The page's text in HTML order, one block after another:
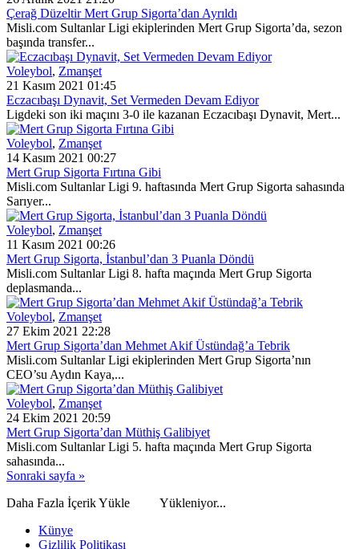
Çerağ Düzeltir Mert Grup Sigorta’dan Ayrıldı
Misli.com Sultanlar Ligi ekiplerinden Mert Grup Sigorta’da, sezon
başında transfer...
Voleybol, Zmanşet
21 Kasım 2021 01:45
Eczacıbaşı Dynavit, Set Vermeden Devam Ediyor
Ligdeki son iki maçını 3-0 ile kazanan Eczacıbaşı Dynavit, Mert...
Voleybol, Zmanşet
14 Kasım 2021 00:27
Mert Grup Sigorta Fırtına Gibi
Misli.com Sultanlar Ligi 9. haftasında Mert Grup Sigorta sahasında
Sarıyer...
Voleybol, Zmanşet
11 Kasım 2021 00:26
Mert Grup Sigorta, İstanbul’dan 3 Puanla Döndü
Misli.com Sultanlar Ligi 8. hafta maçında Mert Grup Sigorta
deplasmanda...
Voleybol, Zmanşet
27 Ekim 2021 22:28
Mert Grup Sigorta’dan Mehmet Akif Üstündağ’a Tebrik
Misli.com Sultanlar Ligi ekiplerinden Mert Grup Sigorta’nın
CEO’su Aydın Kaya,...
Voleybol, Zmanşet
24 Ekim 2021 20:59
Mert Grup Sigorta’dan Müthiş Galibiyet
Misli.com Sultanlar Ligi 5. hafta maçında Mert Grup Sigorta
sahasında...
Sonraki sayfa »
Daha Fazla İçerik Yükle
Yükleniyor...
Künye
Gizlilik Politikası